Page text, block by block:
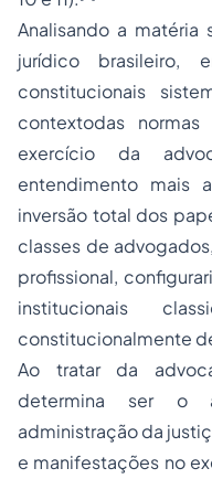
Analisando a
jurídico brasileiro,
constitucionais
contextodas
exercício da
entendimento mais
inversão total dos
classes de
profissional,
institucionais
constitucionalmente
Ao tratar da
determina ser o
administração da
e manifestações no